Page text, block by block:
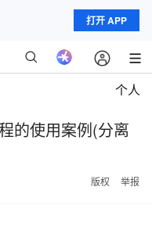
打开 APP
个人
的使用案例(分离
版权 举报